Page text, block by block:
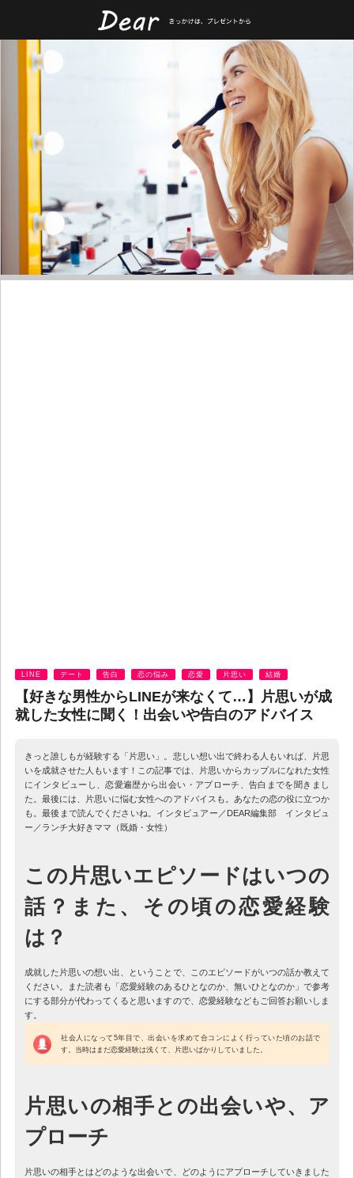
LINE デート 告白 恋の悩み 恋愛 片思い 結婚
【好きな男性からLINEが来なくて…】片思いが成
就した女性に聞く！出会いや告白のアドバイス
きっと誰しもが経験する「片思い」。悲しい想い出で終わる人もいれば、片思
いを成就させた人もいます！この記事では、片思いからカップルになれた女性
にインタビューし、恋愛遍歴から出会い・アプローチ、告白までを聞きまし
た。最後には、片思いに悩む女性へのアドバイスも。あなたの恋の役に立つか
も。最後まで読んでくださいね。インタビュアー／DEAR編集部 インタビュ
ー／ランチ大好きママ（既婚・女性）
この片思いエピソードはいつの
話？また、その頃の恋愛経験
は？
成就した片思いの想い出、ということで、このエピソードがいつの話か教えて
ください。また読者も「恋愛経験のあるひとなのか、無いひとなのか」で参考
にする部分が代わってくると思いますので、恋愛経験などもご回答お願いしま
す。
社会人になって5年目で、出会いを求めて合コンによく行っていた頃のお話で
す。当時はまだ恋愛経験は浅くて、片思いばかりしていました。
片思いの相手との出会いや、ア
プローチ
片思いの相手とはどのような出会いで、どのようにアプローチしていきました